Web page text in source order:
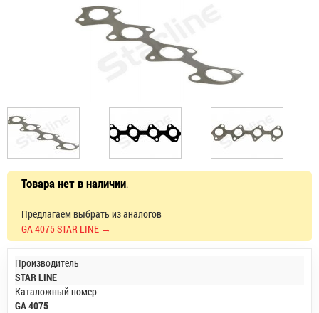
Товара нет в наличии.
Предлагаем выбрать из аналогов
GA 4075 STAR LINE →
Производитель
STAR LINE
Каталожный номер
GA 4075